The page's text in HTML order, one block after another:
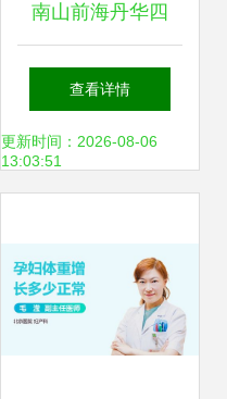
南山前海丹华四
房，630万抢购89
㎡，毗邻蛇口人民
查看详情
更新时间：2026-08-06
13:03:51